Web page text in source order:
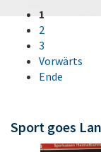
1
2
3
Vorwärts
Ende
Sport goes